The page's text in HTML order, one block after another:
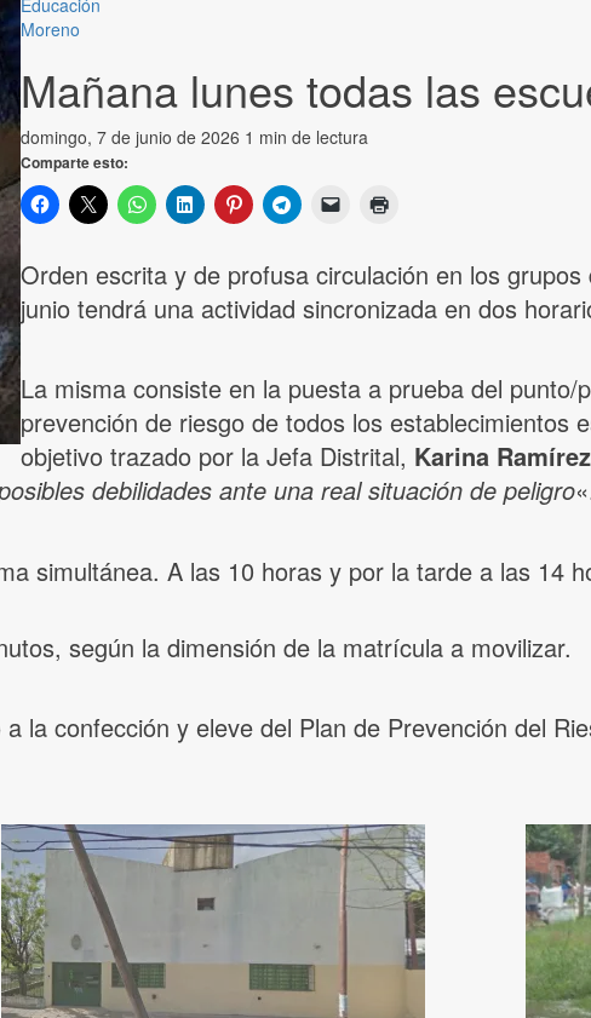
Educación
Moreno
Mañana lunes todas las
domingo, 7 de junio de 2026 1 min de lectura
Comparte esto:
Orden escrita y de profusa circulación en los
junio tendrá una actividad sincronizada en dos
La misma consiste en la puesta a prueba del
prevención de riesgo de todos los establecimientos
objetivo trazado por la Jefa Distrital, Karina Ramírez
debilidades ante una real situación de peligro
simultánea. A las 10 horas y por la tarde a las 14
según la dimensión de la matrícula a movilizar.
la confección y eleve del Plan de Prevención del